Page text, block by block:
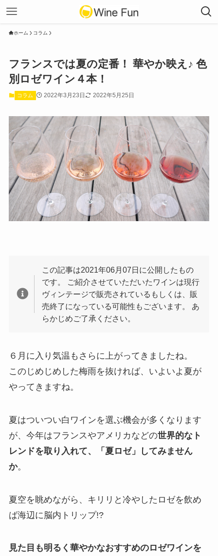
ホーム コラム
フランスでは夏の定番！ 華やか映え♪ 色
別ロゼワイン４本！
コラム 2022年3月23日 2022年5月25日
この記事は2021年06月07日に公開したもの
です。 ご紹介させていただいたワインは現行
ヴィンテージで販売されているもしくは、販
売終了になっている可能性もございます。 あ
らかじめご了承ください。
６月に入り気温もさらに上がってきましたね。
このじめじめした梅雨を抜ければ、いよいよ夏が
やってきますね。
夏はついつい白ワインを選ぶ機会が多くなります
が、今年はフランスやアメリカなどの世界的なト
レンドを取り入れて、「夏ロゼ」してみません
か。
夏空を眺めながら、キリリと冷やしたロゼを飲め
ば海辺に脳内トリップ!?
見た目も明るく華やかなおすすめのロゼワインを